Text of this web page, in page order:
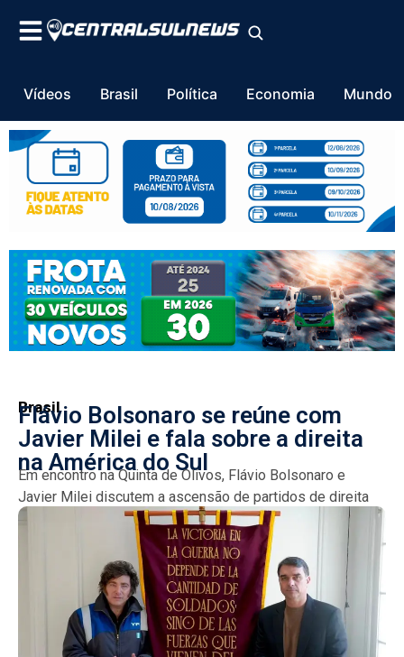
Vídeos Brasil Política Economia Mundo
Brasil
Flávio Bolsonaro se reúne com
Javier Milei e fala sobre a direita
na América do Sul
Em encontro na Quinta de Olivos, Flávio Bolsonaro e
Javier Milei discutem a ascensão de partidos de direita
na América do Sul e o futuro...